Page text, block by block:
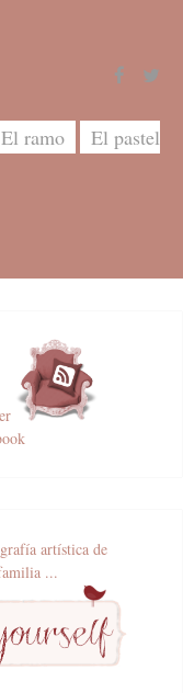
El ramo El pastel